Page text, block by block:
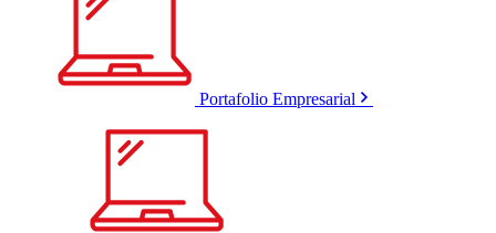
Portafolio Empresarial